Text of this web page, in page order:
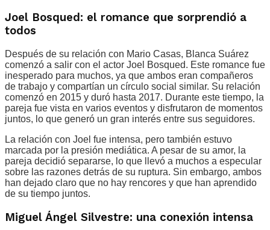
Joel Bosqued: el romance que sorprendió a
todos
Después de su relación con Mario Casas, Blanca Suárez
comenzó a salir con el actor Joel Bosqued. Este romance fue
inesperado para muchos, ya que ambos eran compañeros
de trabajo y compartían un círculo social similar. Su relación
comenzó en 2015 y duró hasta 2017. Durante este tiempo, la
pareja fue vista en varios eventos y disfrutaron de momentos
juntos, lo que generó un gran interés entre sus seguidores.
La relación con Joel fue intensa, pero también estuvo
marcada por la presión mediática. A pesar de su amor, la
pareja decidió separarse, lo que llevó a muchos a especular
sobre las razones detrás de su ruptura. Sin embargo, ambos
han dejado claro que no hay rencores y que han aprendido
de su tiempo juntos.
Miguel Ángel Silvestre: una conexión intensa